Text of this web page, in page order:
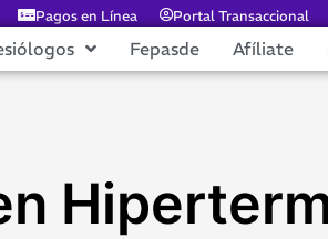
Pagos en Línea Portal Transaccional
Fepasde Afíliate